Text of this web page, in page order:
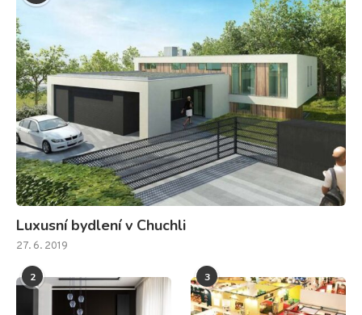
Luxusní bydlení v Chuchli
27. 6. 2019
2 3